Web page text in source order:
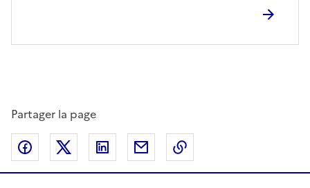
Partager la page
Partager sur Facebook
Partager sur Twitter
Partager sur LinkedIn
Partager par email